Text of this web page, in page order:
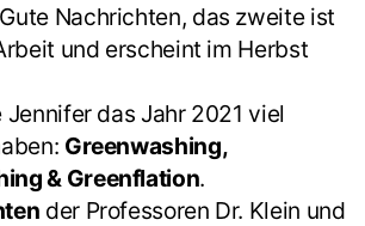
Nachrichten, das zweite ist
und erscheint im Herbst
Jennifer das Jahr 2021 viel
Greenwashing,
& Greenflation.
der Professoren Dr. Klein und